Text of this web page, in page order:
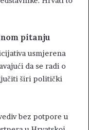
pitanju
usmjerena
da se radi o
širi politički
bez potpore u